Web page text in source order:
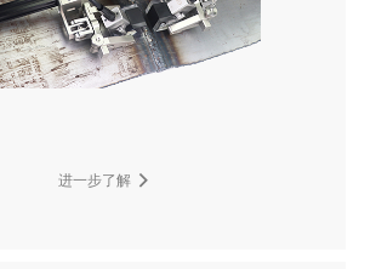
进一步了解